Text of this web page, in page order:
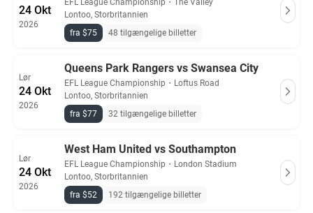
24 Okt
2026
EFL League Championship ・ The Valley
Lontoo, Storbritannien
fra $75
48 tilgængelige billetter
Lør
24 Okt
2026
Queens Park Rangers vs Swansea City
EFL League Championship ・ Loftus Road
Lontoo, Storbritannien
fra $77
32 tilgængelige billetter
Lør
24 Okt
2026
West Ham United vs Southampton
EFL League Championship ・ London Stadium
Lontoo, Storbritannien
fra $52
192 tilgængelige billetter